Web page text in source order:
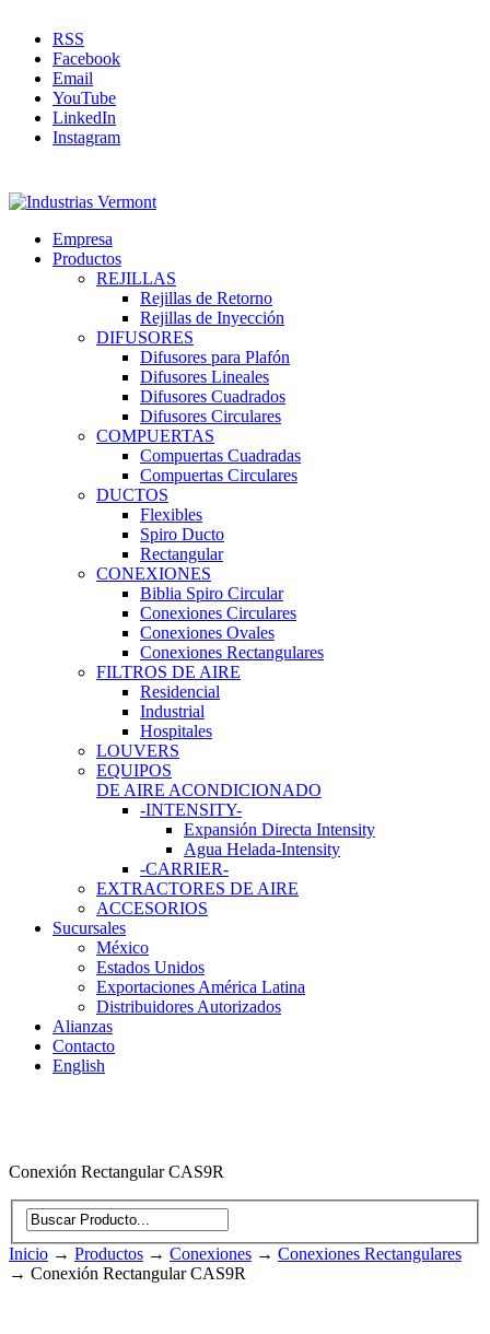
RSS
Facebook
Email
YouTube
LinkedIn
Instagram
Empresa
Productos
REJILLAS
Rejillas de Retorno
Rejillas de Inyección
DIFUSORES
Difusores para Plafón
Difusores Lineales
Difusores Cuadrados
Difusores Circulares
COMPUERTAS
Compuertas Cuadradas
Compuertas Circulares
DUCTOS
Flexibles
Spiro Ducto
Rectangular
CONEXIONES
Biblia Spiro Circular
Conexiones Circulares
Conexiones Ovales
Conexiones Rectangulares
FILTROS DE AIRE
Residencial
Industrial
Hospitales
LOUVERS
EQUIPOS
DE AIRE ACONDICIONADO
-INTENSITY-
Expansión Directa Intensity
Agua Helada-Intensity
-CARRIER-
EXTRACTORES DE AIRE
ACCESORIOS
Sucursales
México
Estados Unidos
Exportaciones América Latina
Distribuidores Autorizados
Alianzas
Contacto
English
Conexión Rectangular CAS9R
Inicio → Productos → Conexiones → Conexiones Rectangulares
→ Conexión Rectangular CAS9R